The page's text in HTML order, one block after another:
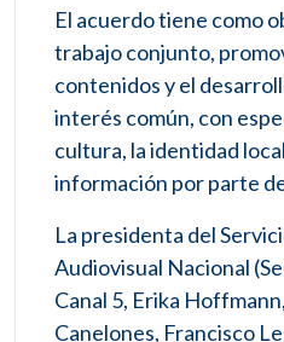
El acuerdo tiene como
trabajo conjunto,
contenidos y el
interés común, con
cultura, la identidad
información por parte
La presidenta del
Audiovisual Nacional
Canal 5, Erika
Canelones, Francisco